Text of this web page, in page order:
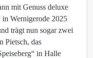
mit Genuss deluxe
in Wernigerode 2025
trägt nun sogar zwei
Pietsch, das
in Halle